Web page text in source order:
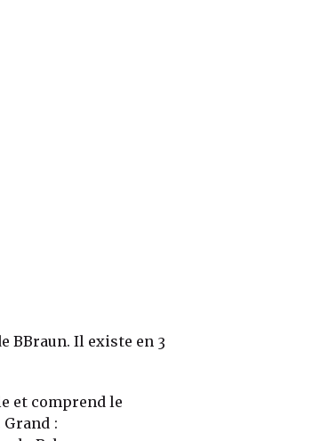
BBraun. Il existe en 3
et comprend le
: